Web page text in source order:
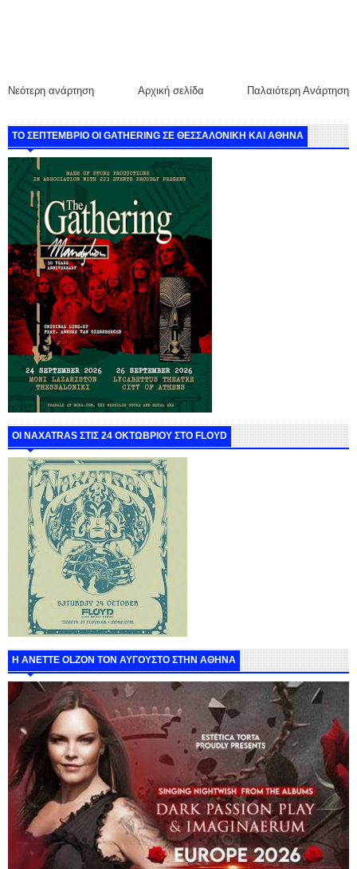
Νεότερη ανάρτηση Παλαιότερη Ανάρτηση
Αρχική σελίδα
ΤΟ ΣΕΠΤΕΜΒΡΙΟ ΟΙ GATHERING ΣΕ ΘΕΣΣΑΛΟΝΙΚΗ ΚΑΙ ΑΘΗΝΑ
ΟΙ NAXATRAS ΣΤΙΣ 24 ΟΚΤΩΒΡΙΟΥ ΣΤΟ FLOYD
Η ANETTE OLZON ΤΟΝ ΑΥΓΟΥΣΤΟ ΣΤΗΝ ΑΘΗΝΑ